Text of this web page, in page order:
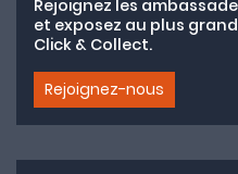
Rejoignez les
et exposez au plus
Click & Collect.
Rejoignez-nous